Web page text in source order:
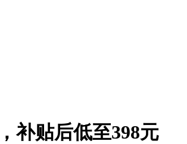
补贴后低至398元